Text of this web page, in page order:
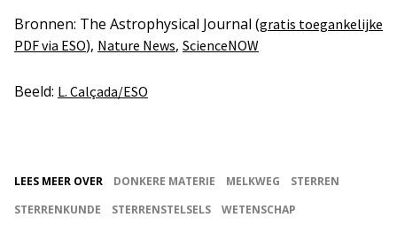
Bronnen: The Astrophysical Journal (gratis toegankelijke
PDF via ESO), Nature News, ScienceNOW
Beeld: L. Calçada/ESO
LEES MEER OVER DONKERE MATERIE MELKWEG
STERREN
STERRENKUNDE
STERRENSTELSELS WETENSCHAP